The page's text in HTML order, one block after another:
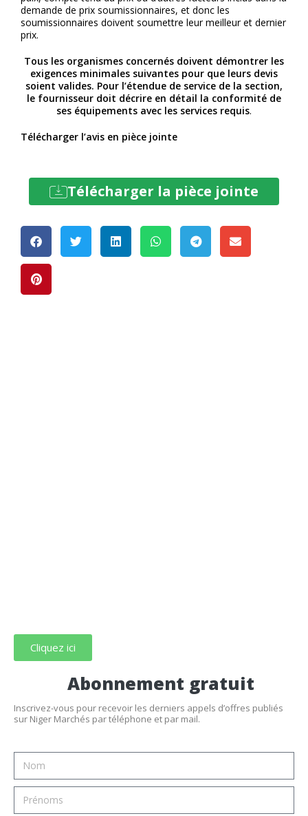
demande de prix soumissionnaires, et donc les
soumissionnaires doivent soumettre leur meilleur et dernier
prix.
Tous les organismes concernés doivent démontrer les
exigences minimales suivantes pour que leurs devis
soient valides. Pour l’étendue de service de la section,
le fournisseur doit décrire en détail la conformité de
ses équipements avec les services requis.
Télécharger l’avis en pièce jointe
Télécharger la pièce jointe
Cliquez ici
Abonnement gratuit
Inscrivez-vous pour recevoir les derniers appels d’offres publiés
sur Niger Marchés par téléphone et par mail.